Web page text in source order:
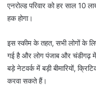
एनरोल्ड परिवार को हर साल
हक होगा।
इस स्कीम के तहत, सभी लोगों के
गई है और लोग पंजाब और चंडीगढ़
बड़े नेटवर्क में बड़ी बीमारियों,
करवा सकते हैं।